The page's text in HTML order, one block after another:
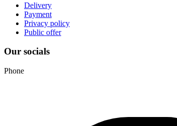
Delivery
Payment
Privacy policy
Public offer
Our socials
Phone